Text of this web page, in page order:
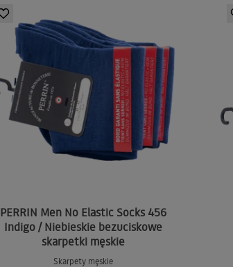
PERRIN Men No Elastic Socks 456
Indigo / Niebieskie bezuciskowe
skarpetki męskie
Skarpety męskie